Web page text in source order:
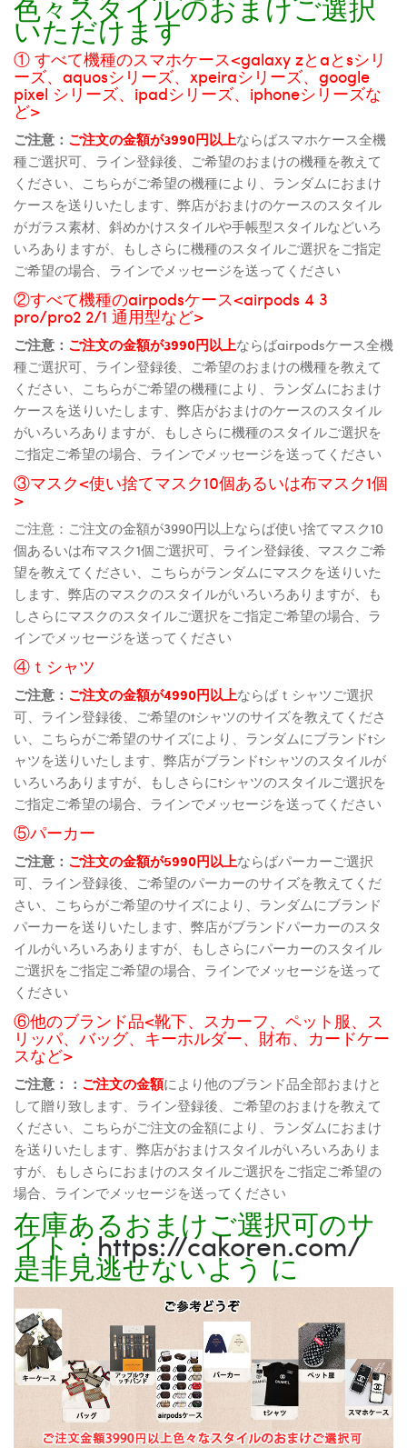
色々スタイルのおまけご選択
いただけます
① すべて機種のスマホケース<galaxy zとaとsシリ
ーズ、aquosシリーズ、xpeiraシリーズ、google
pixel シリーズ、ipadシリーズ、iphoneシリーズな
ど>
ご注意： ご注文の金額が3990円以上ならばスマホケース全機
種ご選択可、ライン登録後、ご希望のおまけの機種を教えて
ください、こちらがご希望の機種により、ランダムにおまけ
ケースを送りいたします、弊店がおまけのケースのスタイル
がガラス素材、斜めかけスタイルや手帳型スタイルなどいろ
いろありますが、もしさらに機種のスタイルご選択をご指定
ご希望の場合、ラインでメッセージを送ってください
②すべて機種のairpodsケース<airpods 4 3
pro/pro2 2/1 通用型など>
ご注意： ご注文の金額が3990円以上ならばairpodsケース全機
種ご選択可、ライン登録後、ご希望のおまけの機種を教えて
ください、こちらがご希望の機種により、ランダムにおまけ
ケースを送りいたします、弊店がおまけのケースのスタイル
がいろいろありますが、もしさらに機種のスタイルご選択を
ご指定ご希望の場合、ラインでメッセージを送ってください
③マスク<使い捨てマスク10個あるいは布マスク1個
>
ご注意：ご注文の金額が3990円以上ならば使い捨てマスク10
個あるいは布マスク1個ご選択可、ライン登録後、マスクご希
望を教えてください、こちらがランダムにマスクを送りいた
します、弊店のマスクのスタイルがいろいろありますが、も
しさらにマスクのスタイルご選択をご指定ご希望の場合、ラ
インでメッセージを送ってください
④ｔシャツ
ご注意： ご注文の金額が4990円以上ならばｔシャツご選択
可、ライン登録後、ご希望のtシャツのサイズを教えてくださ
い、こちらがご希望のサイズにより、ランダムにブランドtシ
ャツを送りいたします、弊店がブランドtシャツのスタイルが
いろいろありますが、もしさらにtシャツのスタイルご選択を
ご指定ご希望の場合、ラインでメッセージを送ってください
⑤パーカー
ご注意： ご注文の金額が5990円以上ならばパーカーご選択
可、ライン登録後、ご希望のパーカーのサイズを教えてくだ
さい、こちらがご希望のサイズにより、ランダムにブランド
パーカーを送りいたします、弊店がブランドパーカーのスタ
イルがいろいろありますが、もしさらにパーカーのスタイル
ご選択をご指定ご希望の場合、ラインでメッセージを送って
ください
⑥他のブランド品<靴下、スカーフ、ペット服、ス
リッパ、バッグ、キーホルダー、財布、カードケー
スなど>
ご注意：： ご注文の金額により他のブランド品全部おまけと
して贈り致します、ライン登録後、ご希望のおまけを教えて
ください、こちらがご注文の金額により、ランダムにおまけ
を送りいたします、弊店がおまけスタイルがいろいろありま
すが、もしさらにおまけのスタイルご選択をご指定ご希望の
場合、ラインでメッセージを送ってください
在庫あるおまけご選択可のサ
イト：https://cakoren.com/
是非見逃せないよう に